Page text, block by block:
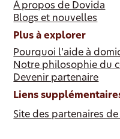
À propos de Dovida
Blogs et nouvelles
Plus à explorer
Pourquoi l’aide à
Notre philosophie du
Devenir partenaire
Liens
Site des partenaires